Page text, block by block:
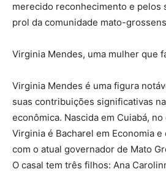
merecido reconhecimento e pelos
prol da comunidade mato-
Virginia Mendes, uma mulher que
Virginia Mendes é uma figura
suas contribuições significativas
econômica. Nascida em Cuiabá, no
Virginia é Bacharel em Economia e
com o atual governador de Mato
O casal tem três filhos: Ana